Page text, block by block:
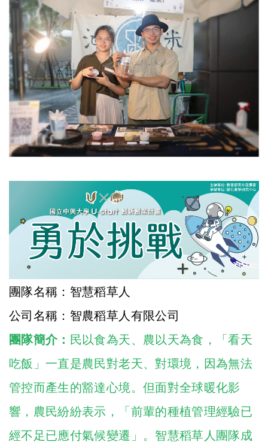
團隊名稱：智慧稻草人
公司名稱：智農稻草人有限公司
團隊簡介： 民以食為天、農以天為食，「看天
吃飯」一直是農民對老天、對環境，因為無法
管控而產生的豁達心境。但面對全球暖化影
響，農民紛紛表示，「前輩的種植管理經驗已
經不足已應付氣候變遷」。智慧稻草人團隊成